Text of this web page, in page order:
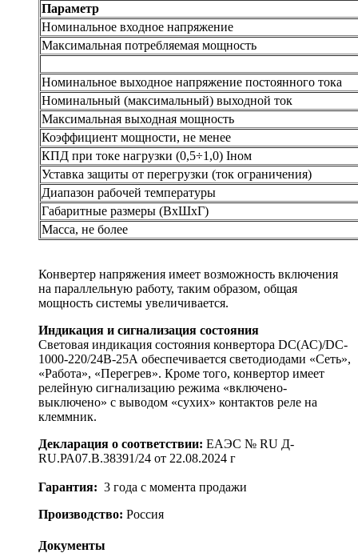
Параметр
Номинальное входное напряжение
Максимальная потребляемая мощность
Номинальное выходное напряжение постоянного тока
Номинальный (максимальный) выходной ток
Максимальная выходная мощность
Коэффициент мощности, не менее
КПД при токе нагрузки (0,5÷1,0) Iном
Уставка защиты от перегрузки (ток ограничения)
Диапазон рабочей температуры
Габаритные размеры (ВхШхГ)
Масса, не более
Конвертер напряжения имеет возможность включения
на параллельную работу, таким образом, общая
мощность системы увеличивается.
Индикация и сигнализация состояния
Световая индикация состояния конвертора DC(АС)/DC-
1000-220/24В-25А обеспечивается светодиодами «Сеть»,
«Работа», «Перегрев». Кроме того, конвертор имеет
релейную сигнализацию режима «включено-
выключено» с выводом «сухих» контактов реле на
клеммник.
Декларация о соответствии: ЕАЭС № RU Д-
RU.РА07.В.38391/24 от 22.08.2024 г
Гарантия: 3 года с момента продажи
Производство: Россия
Документы